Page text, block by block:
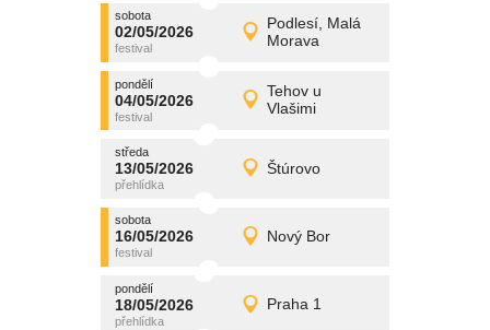
sobota
02/05/2026
Podlesí, Malá
Morava
sobota
02/05/2026 Detail
promítání
pondělí
04/05/2026
Tehov u
Vlašimi
pondělí
04/05/2026 Detail
promítání
středa
13/05/2026 Štúrovo
středa
13/05/2026 Detail
promítání
sobota
16/05/2026 Nový Bor
sobota
16/05/2026 Detail
promítání
pondělí
18/05/2026 Praha 1
pondělí
18/05/2026 Detail
promítání